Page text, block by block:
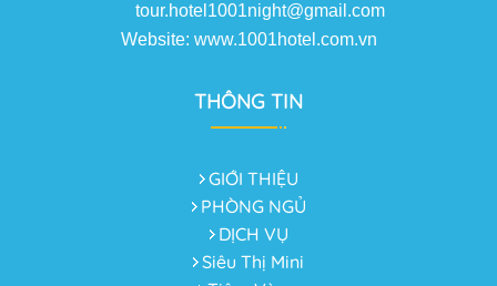
tour.hotel1001night@gmail.com
Website: www.1001hotel.com.vn
THÔNG TIN
GIỚI THIỆU
PHÒNG NGỦ
DỊCH VỤ
Siêu Thị Mini